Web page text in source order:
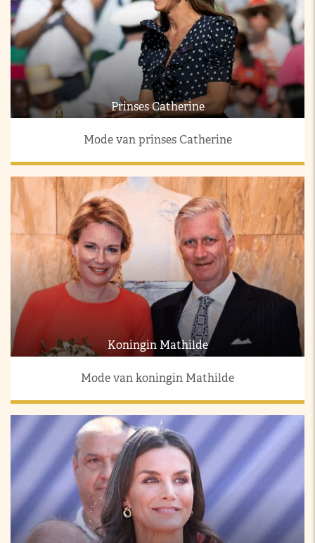
Prinses Catherine
Mode van prinses Catherine
Koningin Mathilde
Mode van koningin Mathilde